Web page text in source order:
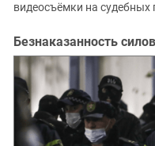
видеосъёмки на судебных
Безнаказанность